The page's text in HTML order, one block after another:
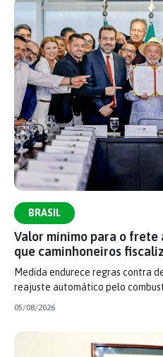
BRASIL
Valor mínimo para o frete
que caminhoneiros
Medida endurece regras contra
reajuste automático pelo
05/08/2026